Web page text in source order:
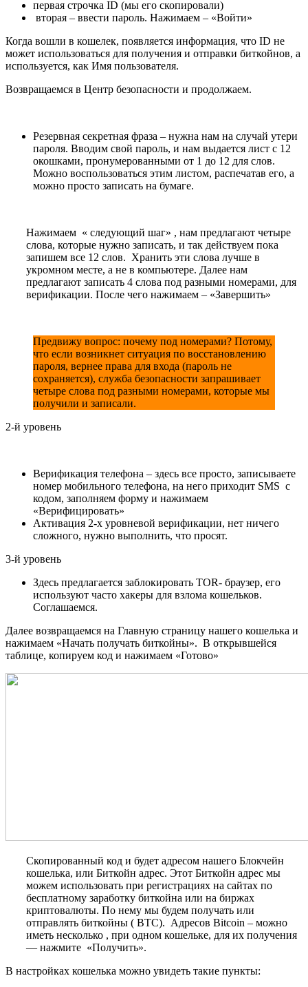
первая строчка ID (мы его скопировали)
вторая – ввести пароль. Нажимаем – «Войти»
Когда вошли в кошелек, появляется информация, что ID не
может использоваться для получения и отправки биткойнов, а
используется, как Имя пользователя.
Возвращаемся в Центр безопасности и продолжаем.
Резервная секретная фраза – нужна нам на случай утери
пароля. Вводим свой пароль, и нам выдается лист с 12
окошками, пронумерованными от 1 до 12 для слов.
Можно воспользоваться этим листом, распечатав его, а
можно просто записать на бумаге.
Нажимаем « следующий шаг» , нам предлагают четыре
слова, которые нужно записать, и так действуем пока
запишем все 12 слов. Хранить эти слова лучше в
укромном месте, а не в компьютере. Далее нам
предлагают записать 4 слова под разными номерами, для
верификации. После чего нажимаем – «Завершить»
Предвижу вопрос: почему под номерами? Потому,
что если возникнет ситуация по восстановлению
пароля, вернее права для входа (пароль не
сохраняется), служба безопасности запрашивает
четыре слова под разными номерами, которые мы
получили и записали.
2-й уровень
Верификация телефона – здесь все просто, записываете
номер мобильного телефона, на него приходит SMS с
кодом, заполняем форму и нажимаем
«Верифицировать»
Активация 2-х уровневой верификации, нет ничего
сложного, нужно выполнить, что просят.
3-й уровень
Здесь предлагается заблокировать TOR- браузер, его
используют часто хакеры для взлома кошельков.
Соглашаемся.
Далее возвращаемся на Главную страницу нашего кошелька и
нажимаем «Начать получать биткойны». В открывшейся
таблице, копируем код и нажимаем «Готово»
Скопированный код и будет адресом нашего Блокчейн
кошелька, или Биткойн адрес. Этот Биткойн адрес мы
можем использовать при регистрациях на сайтах по
бесплатному заработку биткойна или на биржах
криптовалюты. По нему мы будем получать или
отправлять биткойны ( ВТС). Адресов Bitcoin – можно
иметь несколько , при одном кошельке, для их получения
— нажмите «Получить».
В настройках кошелька можно увидеть такие пункты: